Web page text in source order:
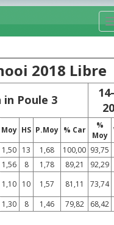
2018 Libre
in Poule 3
Moy HS P.Moy % Car
%
Moy
1,50 13 1,68 100,00 93,75
1,56 8 1,78 89,21
92,29
1,10 10 1,57 81,11
73,74
1,30 8 1,46 79,82 68,42